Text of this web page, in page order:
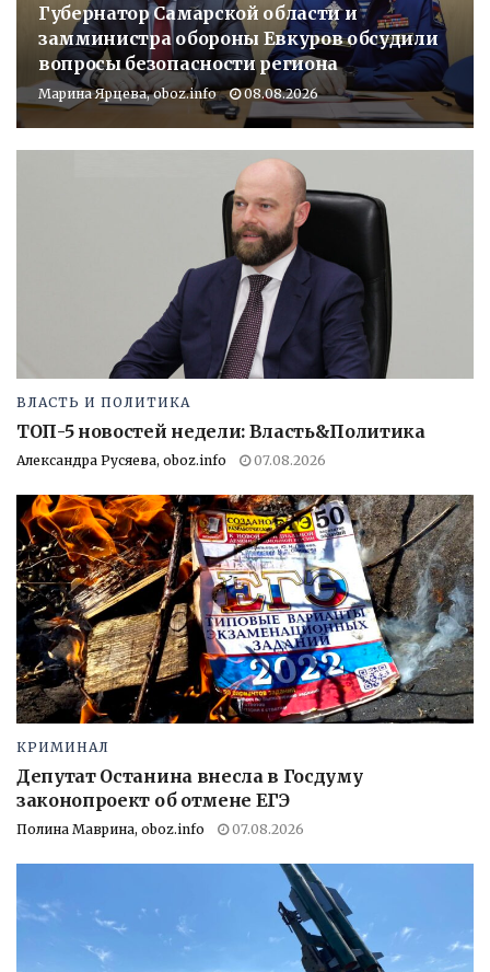
Губернатор Самарской области и
замминистра обороны Евкуров обсудили
вопросы безопасности региона
Марина Ярцева, oboz.info 08.08.2026
ВЛАСТЬ И ПОЛИТИКА
ТОП-5 новостей недели: Власть&Политика
Александра Русяева, oboz.info 07.08.2026
КРИМИНАЛ
Депутат Останина внесла в Госдуму
законопроект об отмене ЕГЭ
Полина Маврина, oboz.info 07.08.2026